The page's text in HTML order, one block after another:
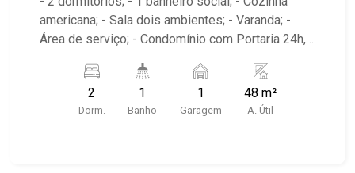
americana; - Sala dois ambientes; - Varanda; -
Área de serviço; - Condomínio com Portaria 24h,
Próximo à DaniBe FullStore, Bola na Grama
Bonfim, Baterias Batex, supermercado Gricki e
Centro de Bonfim;
2
Dorm.
1
Banho
1
Garagem
48 m²
A. Útil